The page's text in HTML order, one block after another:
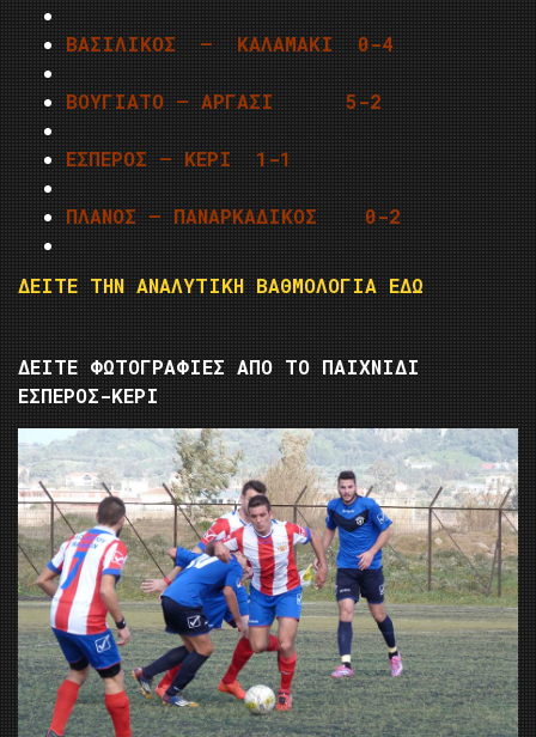
ΒΑΣΙΛΙΚΟΣ – ΚΑΛΑΜΑΚΙ 0-4
ΒΟΥΓΙΑΤΟ – ΑΡΓΑΣΙ 5-2
ΕΣΠΕΡΟΣ – ΚΕΡΙ 1-1
ΠΛΑΝΟΣ – ΠΑΝΑΡΚΑΔΙΚΟΣ 0-2
ΔΕΙΤΕ ΤΗΝ ΑΝΑΛΥΤΙΚΗ ΒΑΘΜΟΛΟΓΙΑ ΕΔΩ
ΔΕΙΤΕ ΦΩΤΟΓΡΑΦΙΕΣ ΑΠΟ ΤΟ ΠΑΙΧΝΙΔΙ
ΕΣΠΕΡΟΣ-ΚΕΡΙ